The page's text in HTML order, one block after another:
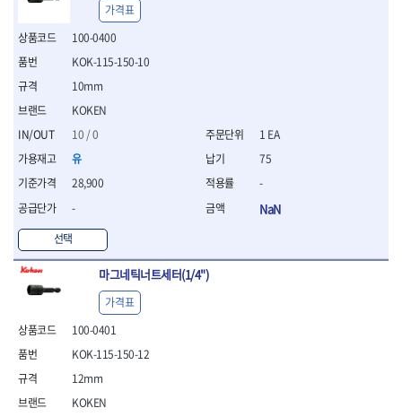
- 옵셋드라이버
- 스크래퍼드라이버
- 정밀드라이버
- 기어렌치
- 육각복스드라이버
- 툴첵플러스
- 조절식렌치
- 볼트세터
- 레이저팁 드라이버
- 라쳇렌치
- 임팩엑스트라롱소켓
- 파워렌치
- 드릴척아답타
- 조인트플러그소켓
- 옵셋렌치
- 소켓홀더
- 클라이밍비트
- 운반가방
100-0400
KOKEN
10 / 0
유
28,900
-
선택
KOK-115-150-10
10mm
가격표
1 EA
75
-
NaN
마그네틱너트세터(1/4")
100-0401
KOKEN
KOK-115-150-12
12mm
가격표